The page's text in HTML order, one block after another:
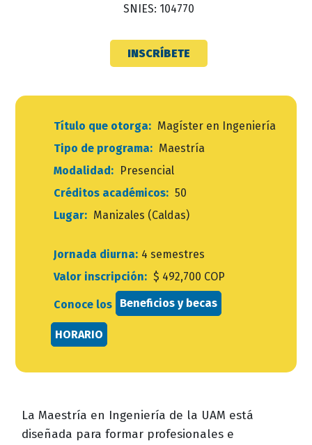
SNIES: 104770
INSCRÍBETE
Título que otorga:Magíster en Ingeniería
Tipo de programa:Maestría
Modalidad:Presencial
Créditos académicos:50
Lugar:Manizales (Caldas)
Jornada diurna:4 semestres
Valor inscripción:$ 492,700 COP
Conoce los Beneficios y becas
HORARIO
La Maestría en Ingeniería de la UAM está
diseñada para formar profesionales e